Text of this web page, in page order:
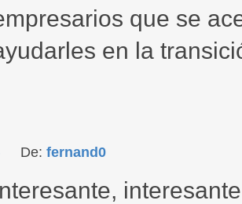
que se
en la
De: fernand0